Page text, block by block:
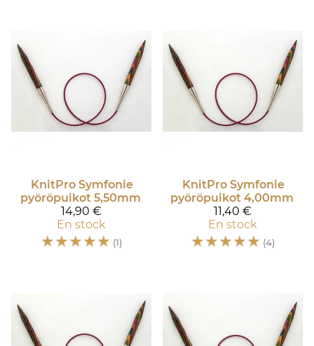
KnitPro Symfonie
pyöröpuikot 5,50mm
14,90 €
En stock
☆☆☆☆☆ (1)
KnitPro Symfonie
pyöröpuikot 4,00mm
11,40 €
En stock
☆☆☆☆☆ (4)